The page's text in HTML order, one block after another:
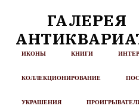
ГАЛЕРЕЯ
ИКОНЫ КНИГИ
КОЛЛЕКЦИОНИРОВАНИЕ
УКРАШЕНИЯ